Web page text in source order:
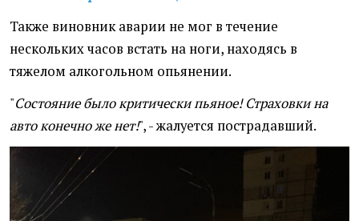
Также виновник аварии не мог в течение
нескольких часов встать на ноги, находясь в
тяжелом алкогольном опьянении.
"Состояние было критически пьяное! Страховки на
авто конечно же нет!", - жалуется пострадавший.